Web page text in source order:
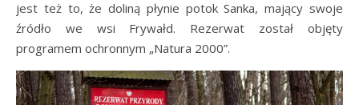
jest też to, że doliną płynie potok Sanka, mający swoje
źródło we wsi Frywałd. Rezerwat został objęty
programem ochronnym „Natura 2000”.